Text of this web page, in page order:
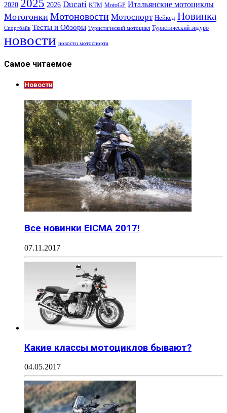
2020 2025 2026 Ducati KTM MotoGP Итальянские мотоциклы
Мотогонки Мотоновости Мотоспорт Нейкед Новинка
Спортбайк Тесты и Обзоры Туристический мотоцикл Туристический эндуро
новости новости мотоспорта
Самое читаемое
Новости
Все новинки EICMA 2017!
07.11.2017
Какие классы мотоциклов бывают?
04.05.2017